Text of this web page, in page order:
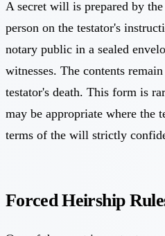
A secret will is prepared by
person on the testator's
notary public in a sealed
witnesses. The contents
testator's death. This form is
may be appropriate where the
terms of the will strictly
Forced Heirship